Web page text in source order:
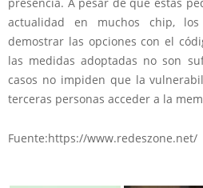
actualidad en muchos chip,
demostrar las opciones con el
las medidas adoptadas no son
casos no impiden que la
terceras personas acceder a la
Fuente:https://www.redeszone.net/